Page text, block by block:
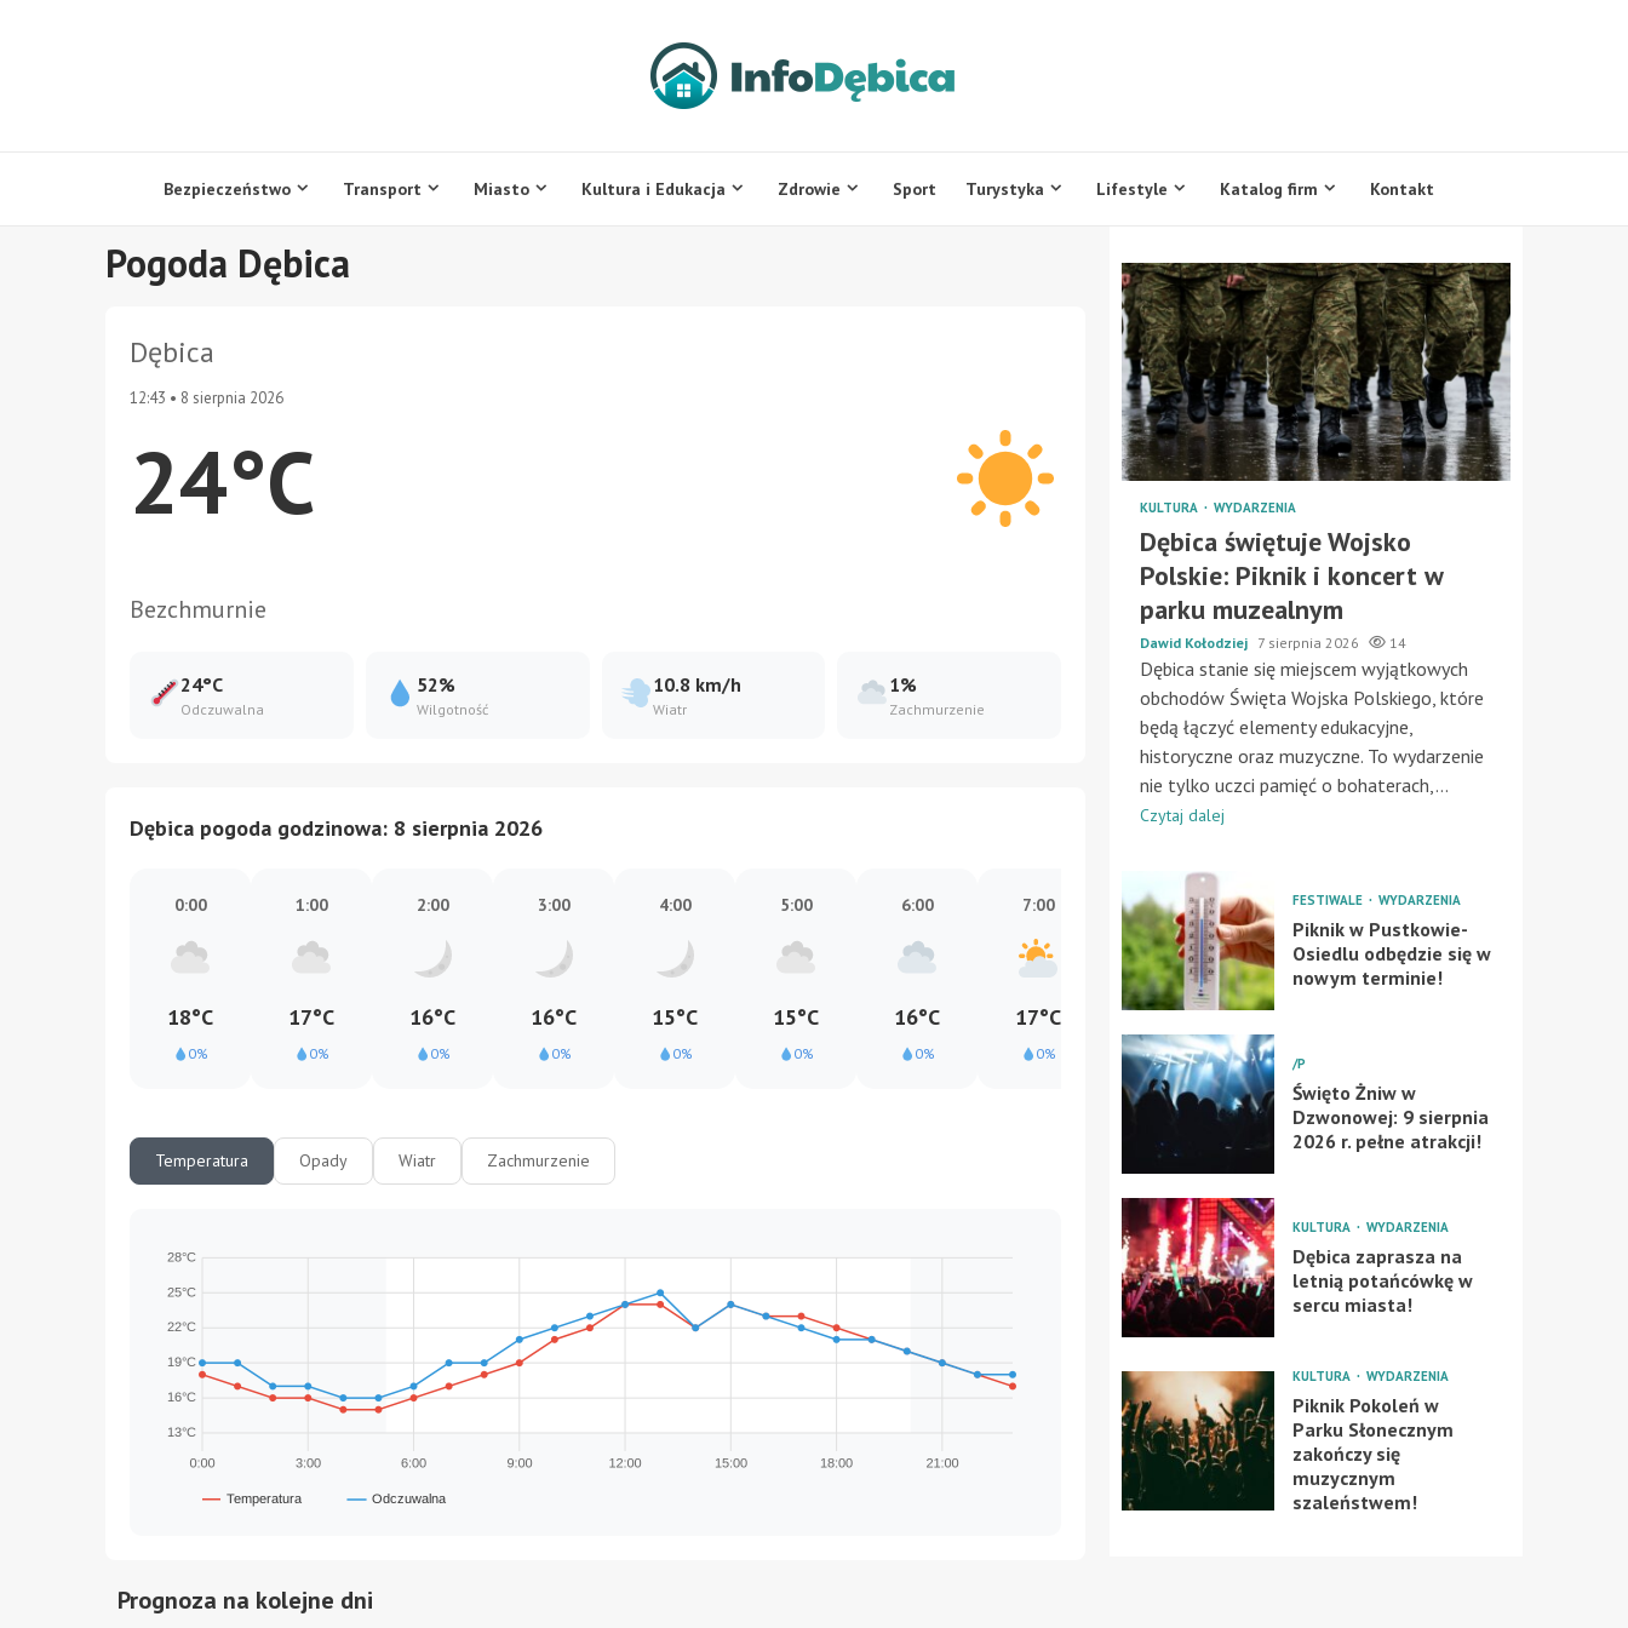
Bezpieczeństwo Transport Miasto Kultura i Edukacja Zdrowie Sport Turystyka Lifestyle Katalog firm Kontakt
Pogoda Dębica
Dębica
12:43 • 8 sierpnia 2026
24°C
Bezchmurnie
24°C
Odczuwalna
52%
Wilgotność
10.8 km/h
Wiatr
1%
Zachmurzenie
Dębica pogoda godzinowa: 8 sierpnia 2026
0:00
18°C
0%
1:00
17°C
0%
2:00
16°C
0%
3:00
16°C
0%
4:00
15°C
0%
5:00
15°C
0%
6:00
16°C
0%
7:00
17°C
0%
8:00
18°C
0%
9:00
19°C
10:00
Temperatura Opady Wiatr Zachmurzenie
Prognoza na kolejne dni
KULTURA WYDARZENIA
Dębica świętuje Wojsko
Polskie: Piknik i koncert w
parku muzealnym
Dawid Kołodziej 7 sierpnia 2026 14
Dębica stanie się miejscem wyjątkowych
obchodów Święta Wojska Polskiego, które
będą łączyć elementy edukacyjne,
historyczne oraz muzyczne. To wydarzenie
nie tylko uczci pamięć o bohaterach,...
Czytaj dalej
FESTIWALE WYDARZENIA
Piknik w Pustkowie-
Osiedlu odbędzie się w
nowym terminie!
/P
Święto Żniw w
Dzwonowej: 9 sierpnia
2026 r. pełne atrakcji!
KULTURA WYDARZENIA
Dębica zaprasza na
letnią potańcówkę w
sercu miasta!
KULTURA WYDARZENIA
Piknik Pokoleń w
Parku Słonecznym
zakończy się
muzycznym
szaleństwem!